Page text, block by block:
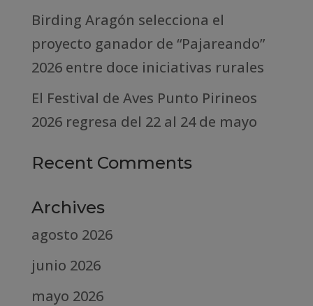
Birding Aragón selecciona el
proyecto ganador de “Pajareando”
2026 entre doce iniciativas rurales
El Festival de Aves Punto Pirineos
2026 regresa del 22 al 24 de mayo
Recent Comments
Archives
agosto 2026
junio 2026
mayo 2026